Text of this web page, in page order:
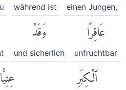
einen Jungen,
während ist
عَاقِرًا
unfruchtbar
وَقَدْ
und sicherlich
ٱلْكِبَرِ عِتِيًّا